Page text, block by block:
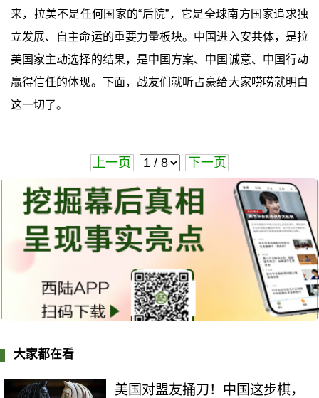
来，拉美不是任何国家的“后院”，它是全球南方国家追求独
立发展、自主命运的重要力量板块。中国进入安共体，是拉
美国家主动选择的结果，是中国方案、中国诚意、中国行动
赢得信任的体现。下面，战友们就听占豪给大家唠唠就明白
这一切了。
上一页 下一页
大家都在看
美国对盟友捅刀！中国这步棋，